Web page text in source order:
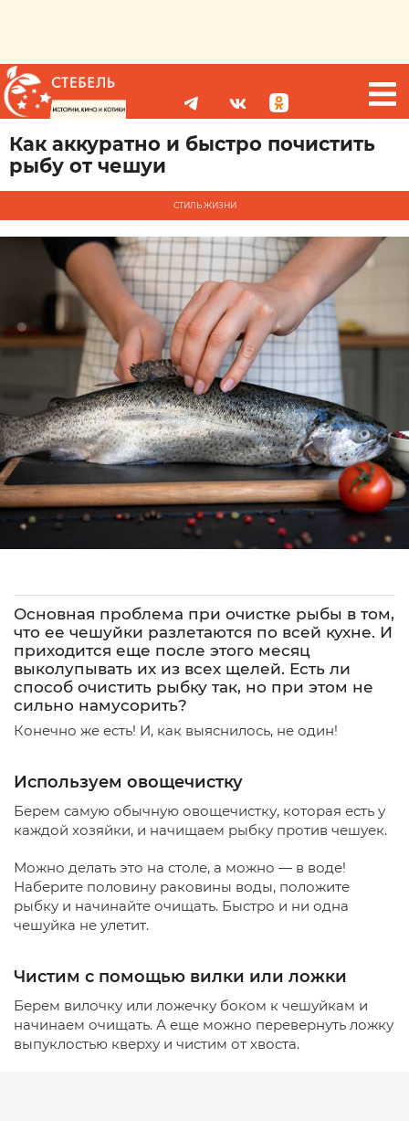
Как аккуратно и быстро почистить
рыбу от чешуи
СТИЛЬ ЖИЗНИ
Основная проблема при очистке рыбы в том,
что ее чешуйки разлетаются по всей кухне. И
приходится еще после этого месяц
выколупывать их из всех щелей. Есть ли
способ очистить рыбку так, но при этом не
сильно намусорить?
Конечно же есть! И, как выяснилось, не один!
Используем овощечистку
Берем самую обычную овощечистку, которая есть у
каждой хозяйки, и начищаем рыбку против чешуек.
Можно делать это на столе, а можно — в воде!
Наберите половину раковины воды, положите
рыбку и начинайте очищать. Быстро и ни одна
чешуйка не улетит.
Чистим с помощью вилки или ложки
Берем вилочку или ложечку боком к чешуйкам и
начинаем очищать. А еще можно перевернуть ложку
выпуклостью кверху и чистим от хвоста.